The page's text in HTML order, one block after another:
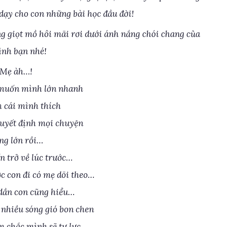
cho con những bài học đầu đời!
giọt mồ hôi mãi rơi dưới ánh nắng chói chang của
bạn nhé!
àh…!
mình lớn nhanh
cái mình thích
định mọi chuyện
lớn rồi…
trở về lúc trước…
con đi có mẹ dõi theo…
con cũng hiểu…
sóng gió bon chen